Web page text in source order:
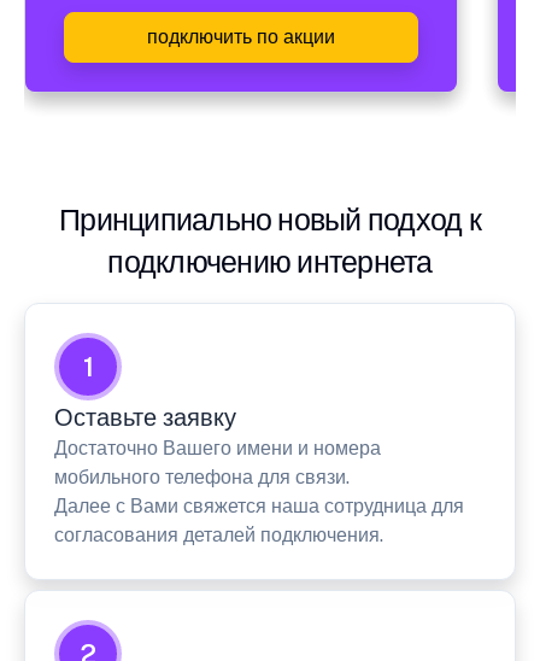
подключить по акции
Принципиально новый подход к
подключению интернета
1
Оставьте заявку
Достаточно Вашего имени и номера
мобильного телефона для связи.
Далее с Вами свяжется наша сотрудница для
согласования деталей подключения.
2